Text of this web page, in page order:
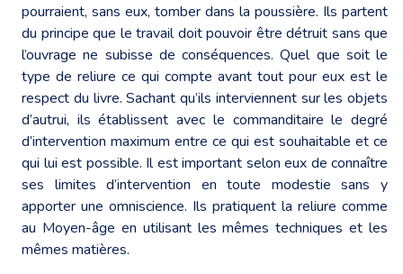
pourraient, sans eux, tomber dans la poussière. Ils partent
du principe que le travail doit pouvoir être détruit sans que
l’ouvrage ne subisse de conséquences. Quel que soit le
type de reliure ce qui compte avant tout pour eux est le
respect du livre. Sachant qu’ils interviennent sur les objets
d’autrui, ils établissent avec le commanditaire le degré
d’intervention maximum entre ce qui est souhaitable et ce
qui lui est possible. Il est important selon eux de connaître
ses limites d’intervention en toute modestie sans y
apporter une omniscience. Ils pratiquent la reliure comme
au Moyen-âge en utilisant les mêmes techniques et les
mêmes matières.